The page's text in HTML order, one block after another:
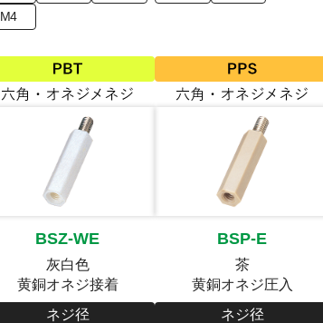
M4
BSZ-WE
灰白色
黄銅オネジ接着
ネジ径
BSP-E
茶
黄銅オネジ圧入
ネジ径